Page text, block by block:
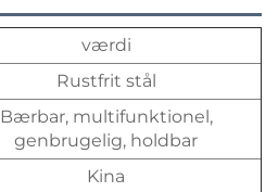
værdi
Rustfrit stål
Bærbar, multifunktionel,
genbrugelig, holdbar
Kina